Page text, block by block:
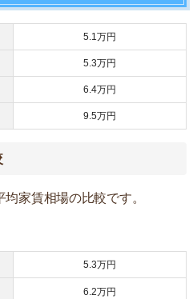
5.1万円
5.3万円
6.4万円
9.5万円
家賃相場の比較です。
5.3万円
6.2万円